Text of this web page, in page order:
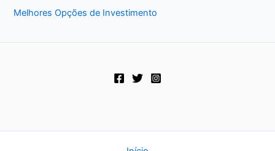
Melhores Opções de Investimento